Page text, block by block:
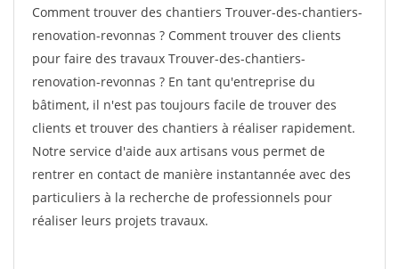
Comment trouver des chantiers Trouver-des-chantiers-
renovation-revonnas ? Comment trouver des clients
pour faire des travaux Trouver-des-chantiers-
renovation-revonnas ? En tant qu'entreprise du
bâtiment, il n'est pas toujours facile de trouver des
clients et trouver des chantiers à réaliser rapidement.
Notre service d'aide aux artisans vous permet de
rentrer en contact de manière instantannée avec des
particuliers à la recherche de professionnels pour
réaliser leurs projets travaux.